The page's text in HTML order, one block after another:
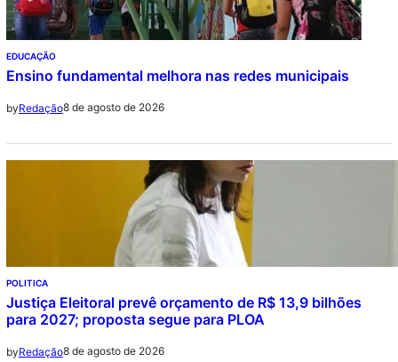
EDUCAÇÃO
Ensino fundamental melhora nas redes municipais
byRedação8 de agosto de 2026
POLITICA
Justiça Eleitoral prevê orçamento de R$ 13,9 bilhões
para 2027; proposta segue para PLOA
byRedação8 de agosto de 2026